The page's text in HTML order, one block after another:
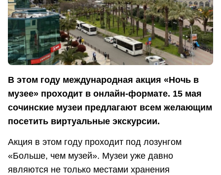
В этом году международная акция «Ночь в
музее» проходит в онлайн-формате. 15 мая
сочинские музеи предлагают всем желающим
посетить виртуальные экскурсии.
Акция в этом году проходит под лозунгом
«Больше, чем музей». Музеи уже давно
являются не только местами хранения